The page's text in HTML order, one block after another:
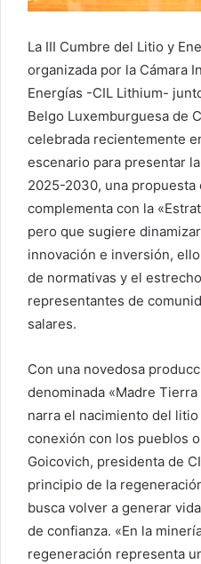
La III Cumbre del Litio y
organizada por la Cámara
Energías -CIL Lithium-
Belgo Luxemburguesa de
celebrada recientemente
escenario para presentar
2025-2030, una propuesta
complementa con la
pero que sugiere
innovación e inversión,
de normativas y el
representantes de
salares.
Con una novedosa
denominada «Madre
narra el nacimiento del
conexión con los pueblos
Goicovich, presidenta de
principio de la
busca volver a generar
de confianza. «En la
regeneración representa